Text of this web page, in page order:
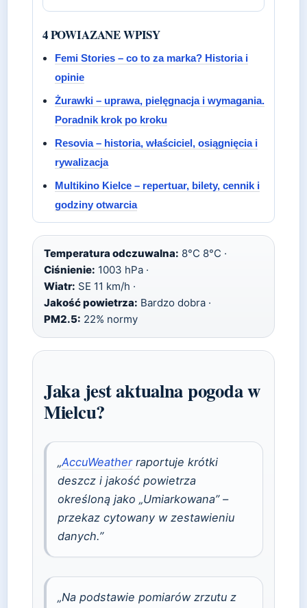
4 POWIAZANE WPISY
Femi Stories – co to za marka? Historia i
opinie
Żurawki – uprawa, pielęgnacja i wymagania.
Poradnik krok po kroku
Resovia – historia, właściciel, osiągnięcia i
rywalizacja
Multikino Kielce – repertuar, bilety, cennik i
godziny otwarcia
Temperatura odczuwalna: 8°C 8°C ·
Ciśnienie: 1003 hPa ·
Wiatr: SE 11 km/h ·
Jakość powietrza: Bardzo dobra ·
PM2.5: 22% normy
Jaka jest aktualna pogoda w
Mielcu?
„AccuWeatherraportuje krótki
deszcz i jakość powietrza
określoną jako „Umiarkowana” –
przekaz cytowany w zestawieniu
danych.”
„Na podstawie pomiarów zrzutu z